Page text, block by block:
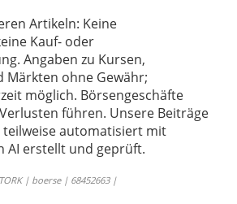
Artikeln: Keine
Kauf- oder
Angaben zu Kursen,
ohne Gewähr;
möglich. Börsengeschäfte
führen. Unsere Beiträge
teilweise automatisiert mit
AI erstellt und geprüft.
| boerse | 68452663 |